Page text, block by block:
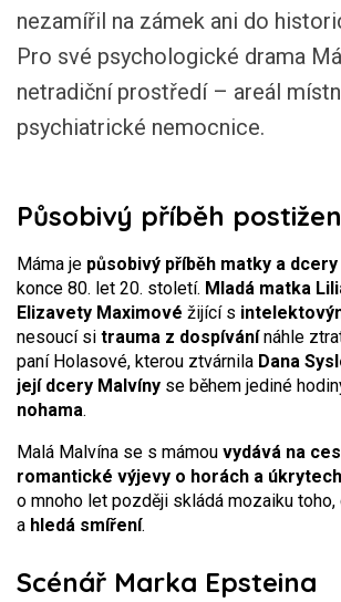
nezamířil na zámek ani do
Pro své psychologické drama
netradiční prostředí – areál
psychiatrické nemocnice.
Působivý příběh
Máma je působivý příběh matky a dcery
konce 80. let 20. století. Mladá matka
Elizavety Maximové žijící s
nesoucí si trauma z dospívánínáhle
paní Holasové, kterou ztvárnila Dana
její dcery Malvíny se během jediné
nohama.
Malá Malvína se s mámou vydává na
romantické výjevy o horách a úkrytech
o mnoho let později skládá mozaiku
a hledá smíření.
Scénář Marka Epsteina